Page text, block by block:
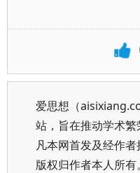
爱思想（
站，旨在推动学术繁
凡本网首发及经作
版权归作者本人所